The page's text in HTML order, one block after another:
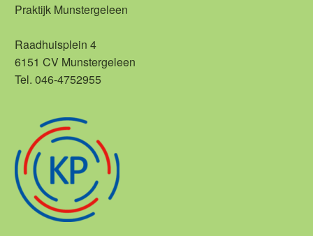
Praktijk Munstergeleen
Raadhuisplein 4
6151 CV Munstergeleen
Tel. 046-4752955